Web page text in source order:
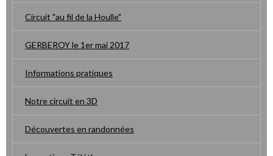
Circuit "au fil de la Houlle"
GERBEROY le 1er mai 2017
Informations pratiques
Notre circuit en 3D
Découvertes en randonnées